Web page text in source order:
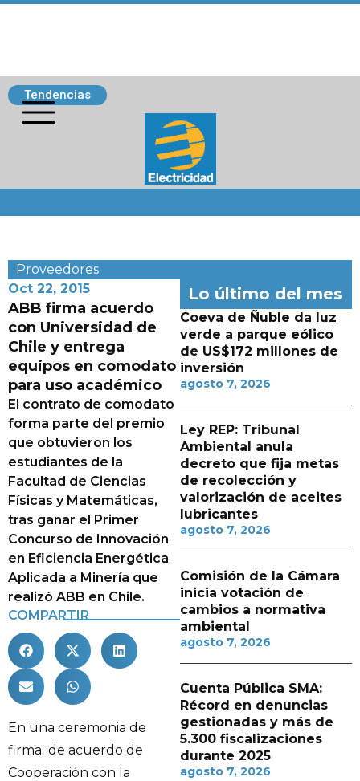
Tendencias
Proveedores
Oct 22, 2015
ABB firma acuerdo
con Universidad de
Chile y entrega
equipos en comodato
para uso académico
El contrato de comodato
forma parte del premio
que obtuvieron los
estudiantes de la
Facultad de Ciencias
Físicas y Matemáticas,
tras ganar el Primer
Concurso de Innovación
en Eficiencia Energética
Aplicada a Minería que
realizó ABB en Chile.
COMPARTIR
En una ceremonia de
firma de acuerdo de
Cooperación con la
Lo último del mes
Coeva de Ñuble da luz
verde a parque eólico
de US$172 millones de
inversión
agosto 7, 2026
Ley REP: Tribunal
Ambiental anula
decreto que fija metas
de recolección y
valorización de aceites
lubricantes
agosto 7, 2026
Comisión de la Cámara
inicia votación de
cambios a normativa
ambiental
agosto 7, 2026
Cuenta Pública SMA:
Récord en denuncias
gestionadas y más de
5.300 fiscalizaciones
durante 2025
agosto 7, 2026